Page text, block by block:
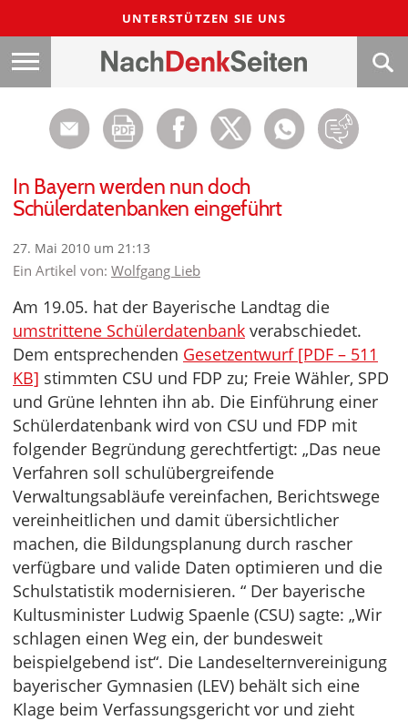
UNTERSTÜTZEN SIE UNS
In Bayern werden nun doch
Schülerdatenbanken eingeführt
27. Mai 2010 um 21:13
Ein Artikel von: Wolfgang Lieb
Am 19.05. hat der Bayerische Landtag die
umstrittene Schülerdatenbank verabschiedet.
Dem entsprechenden Gesetzentwurf [PDF – 511
KB] stimmten CSU und FDP zu; Freie Wähler, SPD
und Grüne lehnten ihn ab. Die Einführung einer
Schülerdatenbank wird von CSU und FDP mit
folgender Begründung gerechtfertigt: „Das neue
Verfahren soll schulübergreifende
Verwaltungsabläufe vereinfachen, Berichtswege
vereinheitlichen und damit übersichtlicher
machen, die Bildungsplanung durch rascher
verfügbare und valide Daten optimieren und die
Schulstatistik modernisieren. “ Der bayerische
Kultusminister Ludwig Spaenle (CSU) sagte: „Wir
schlagen einen Weg ein, der bundesweit
beispielgebend ist“. Die Landeselternvereinigung
bayerischer Gymnasien (LEV) behält sich eine
Klage beim Verfassungsgericht vor und zieht